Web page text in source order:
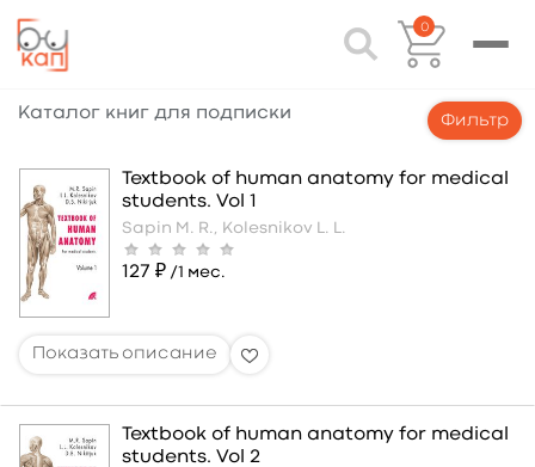
0
Каталог книг для подписки Фильтр
Textbook of human anatomy for medical
students. Vol 1
Sapin M. R., Kolesnikov L. L.
127 ₽ /1 мес.
Textbook of human anatomy for medical
students. Vol 2